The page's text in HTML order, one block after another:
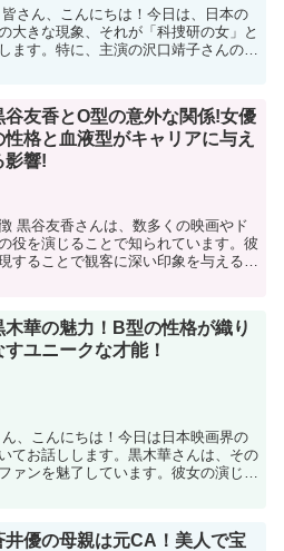
さん、こんにちは！今日は、日本の
大きな現象、それが「科捜研の女」と
ます。特に、主演の沢口靖子さんの魅
谷友香とO型の意外な関係!女優
性格と血液型がキャリアに与え
影響!
黒谷友香さんは、数多くの映画やド
役を演じることで知られています。彼
することで観客に深い印象を与えるこ
木華の魅力！B型の性格が織り
すユニークな才能！
、こんにちは！今日は日本映画界の
てお話しします。黒木華さんは、その
ァンを魅了しています。彼女の演じる
井優の母親は元CA！美人で宝